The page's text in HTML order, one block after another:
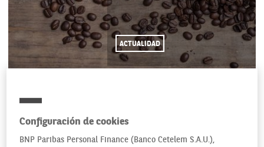
ACTUALIDAD
Configuración de cookies
BNP Paribas Personal Finance (Banco Cetelem S.A.U.),